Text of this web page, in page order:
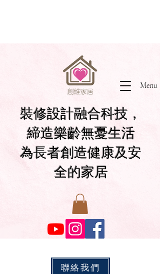
Menu
裝修設計融合科技，
締造樂齡無憂生活
為長者創造健康及安
全的家居
聯絡我們